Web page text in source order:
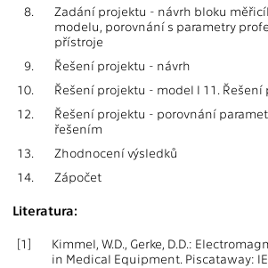
8.
Zadání projektu - návrh bloku
modelu, porovnání s parametry
přístroje
9.
Řešení projektu - návrh
10.
Řešení projektu - model I 11.
12.
Řešení projektu - porovnání
řešením
13.
Zhodnocení výsledků
14.
Zápočet
Literatura:
[1]
Kimmel, W.D., Gerke, D.D.:
in Medical Equipment. Piscataway: